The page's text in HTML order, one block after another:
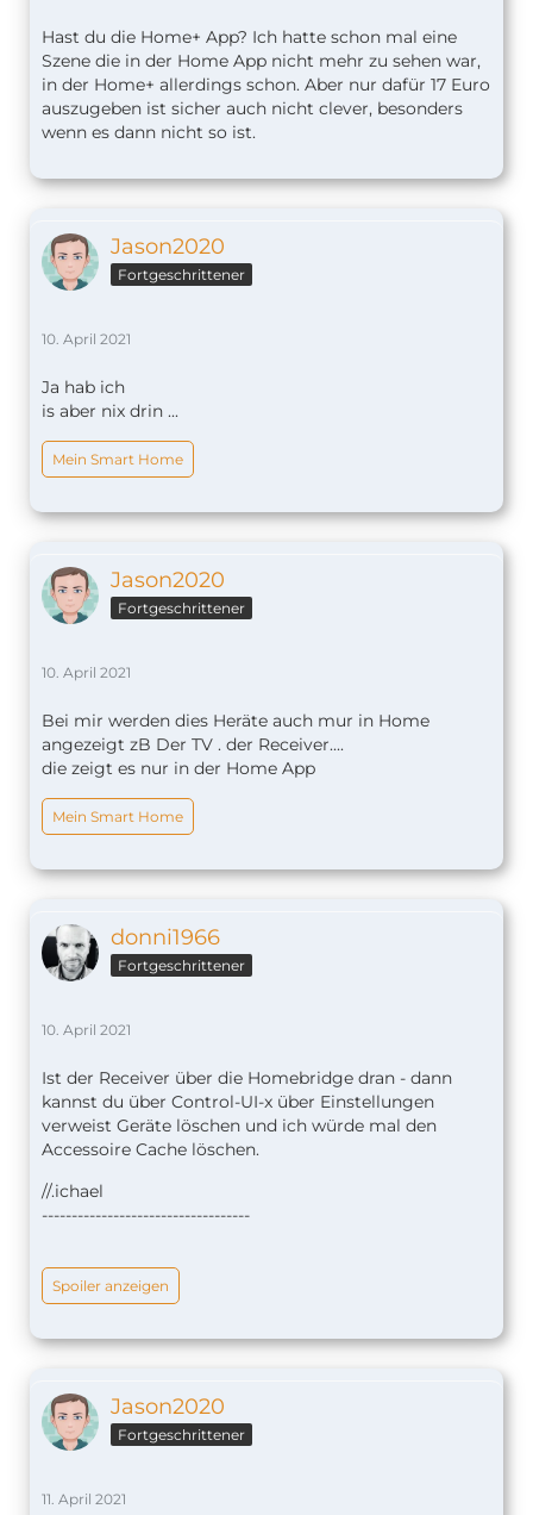
Hast du die Home+ App? Ich hatte schon mal eine
Szene die in der Home App nicht mehr zu sehen war,
in der Home+ allerdings schon. Aber nur dafür 17 Euro
auszugeben ist sicher auch nicht clever, besonders
wenn es dann nicht so ist.
Jason2020
Fortgeschrittener
10. April 2021
Ja hab ich
is aber nix drin ...
Mein Smart Home
Jason2020
Fortgeschrittener
10. April 2021
Bei mir werden dies Heräte auch mur in Home
angezeigt zB Der TV . der Receiver....
die zeigt es nur in der Home App
Mein Smart Home
donni1966
Fortgeschrittener
10. April 2021
Ist der Receiver über die Homebridge dran - dann
kannst du über Control-UI-x über Einstellungen
verweist Geräte löschen und ich würde mal den
Accessoire Cache löschen.
//.ichael
-----------------------------------
Spoiler anzeigen
Jason2020
Fortgeschrittener
11. April 2021